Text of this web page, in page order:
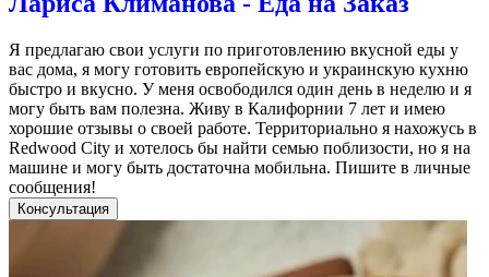
Я предлагаю свои услуги по приготовлению вкусной еды у
вас дома, я могу готовить европейскую и украинскую кухню
быстро и вкусно. У меня освободился один день в неделю и я
могу быть вам полезна. Живу в Калифорнии 7 лет и имею
хорошие отзывы о своей работе. Территориально я нахожусь в
Redwood City и хотелось бы найти семью поблизости, но я на
машине и могу быть достаточна мобильна. Пишите в личные
сообщения!
Консультация